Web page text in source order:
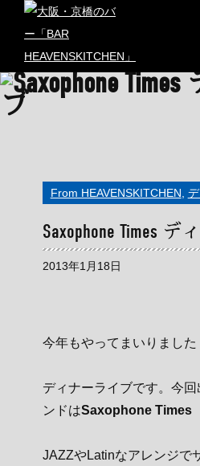
From HEAVENSKITCHEN
Saxophone Times
2013年1月18日
今年もやってまいりました
ディナーライブです。今
ンドはSaxophone Times
JAZZやLatinなアレンジで